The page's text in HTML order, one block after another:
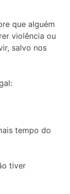
que alguém
violência ou
salvo nos
tempo do
tiver